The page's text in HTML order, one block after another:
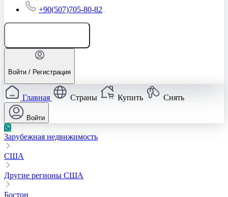
+90(507)705-80-82
Войти / Регистрация
Главная Страны Купить Снять
Войти
Зарубежная недвижимость
США
Другие регионы США
Бостон